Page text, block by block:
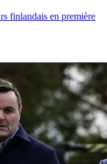
finlandais en première